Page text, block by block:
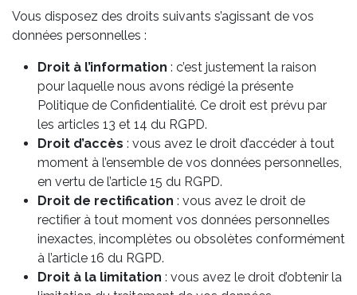
Vous disposez des droits suivants s’agissant de vos
données personnelles :
Droit à l’information : c’est justement la raison
pour laquelle nous avons rédigé la présente
Politique de Confidentialité. Ce droit est prévu par
les articles 13 et 14 du RGPD.
Droit d’accès : vous avez le droit d’accéder à tout
moment à l’ensemble de vos données personnelles,
en vertu de l’article 15 du RGPD.
Droit de rectification : vous avez le droit de
rectifier à tout moment vos données personnelles
inexactes, incomplètes ou obsolètes conformément
à l’article 16 du RGPD.
Droit à la limitation : vous avez le droit d’obtenir la